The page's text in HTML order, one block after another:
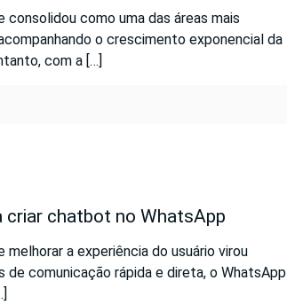
como uma das áreas mais
o crescimento exponencial da
com a[…]
chatbot no WhatsApp
a experiência do usuário virou
de comunicação rápida e direta, o WhatsApp